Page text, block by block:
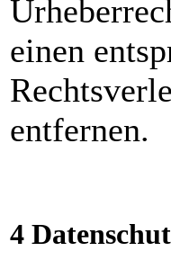
einen
entfernen.
4